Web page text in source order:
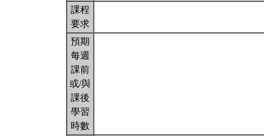
課程
要求
預期
每週
課前
或/與
課後
學習
時數